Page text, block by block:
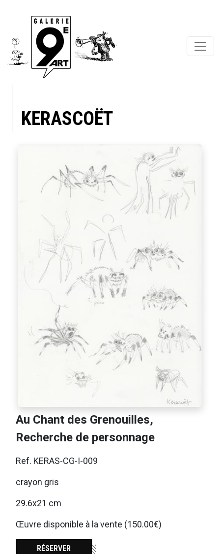
KERASCOËT
Au Chant des Grenouilles,
Recherche de personnage
Ref. KERAS-CG-I-009
crayon gris
29.6x21 cm
Œuvre disponible à la vente (150.00€)
RÉSERVER